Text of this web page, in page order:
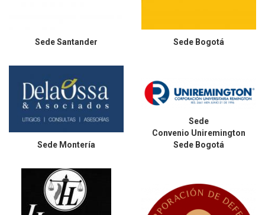
SedeSantander Sede Bogotá
Sede Montería
Sede
Convenio Uniremington
Sede Bogotá